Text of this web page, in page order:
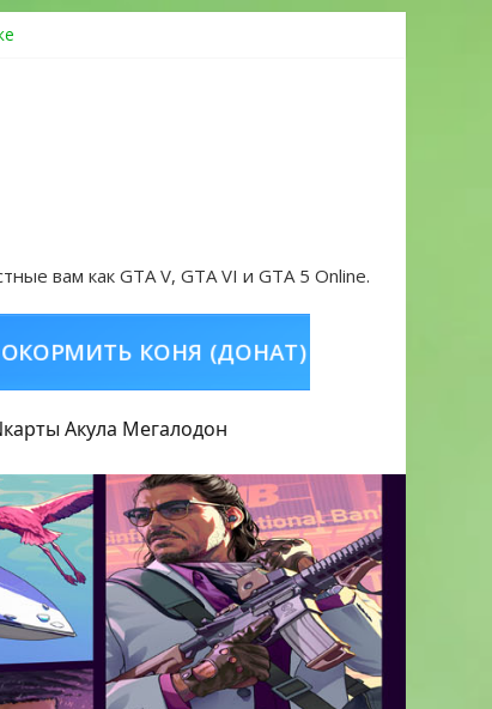
вам как GTA V, GTA VI и GTA 5 Online.
КОНЯ (ДОНАТ) КУПИТЬ GTA 5
карты Акула Мегалодон